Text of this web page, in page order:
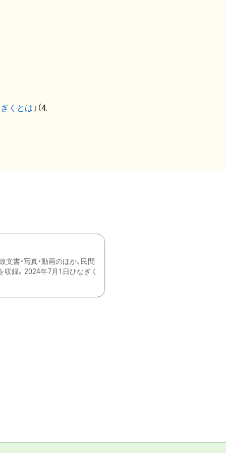
くとは 」（4.
書・写真・動画のほか、民間
録。2024年7月1日ひなぎく